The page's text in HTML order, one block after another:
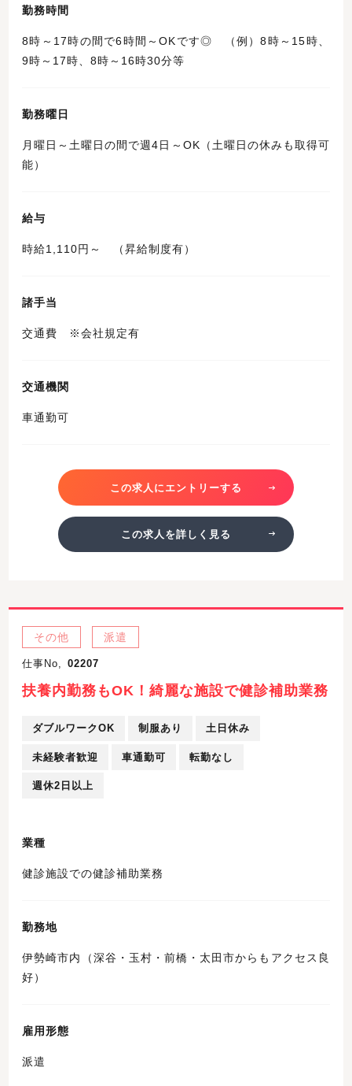
勤務時間
8時～17時の間で6時間～OKです◎ （例）8時～15時、
9時～17時、8時～16時30分等
勤務曜日
月曜日～土曜日の間で週4日～OK（土曜日の休みも取得可
能）
給与
時給1,110円～ （昇給制度有）
諸手当
交通費 ※会社規定有
交通機関
車通勤可
この求人にエントリーする
この求人を詳しく見る
その他 派遣
仕事No, 02207
扶養内勤務もOK！綺麗な施設で健診補助業務
ダブルワークOK 制服あり 土日休み
未経験者歓迎 車通勤可 転勤なし
週休2日以上
業種
健診施設での健診補助業務
勤務地
伊勢崎市内（深谷・玉村・前橋・太田市からもアクセス良
好）
雇用形態
派遣